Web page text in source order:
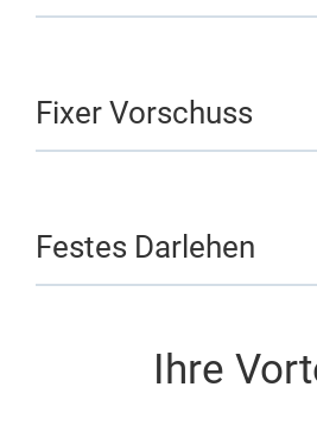
Fixer Vorschuss
Festes Darlehen
Ihre